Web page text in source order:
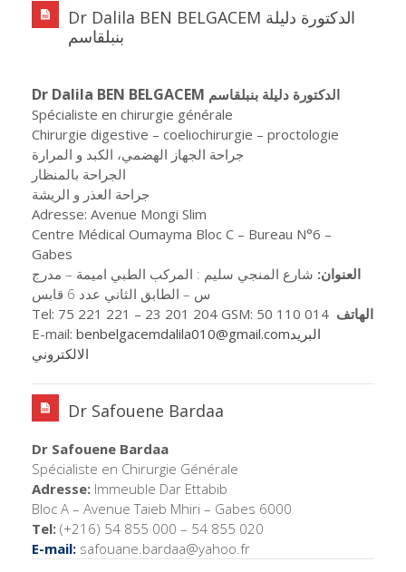
Dr Dalila BEN BELGACEM الدكتورة دليلة
بنبلقاسم
Dr Dalila BEN BELGACEM الدكتورة دليلة بنبلقاسم
Spécialiste en chirurgie générale
Chirurgie digestive – coeliochirurgie – proctologie
جراحة الجهاز الهضمي، الكبد و المرارة
الجراحة بالمنظار
جراحة العذر و الريشة
Adresse: Avenue Mongi Slim
Centre Médical Oumayma Bloc C – Bureau N°6 –
Gabes
العنوان: شارع المنجي سليم : المركب الطبي اميمة – مدرج
س – الطابق الثاني عدد 6 قابس
Tel: 75 221 221 – 23 201 204 GSM: 50 110 014 الهاتف
E-mail: benbelgacemdalila010@gmail.comالبريد
الالكتروني
Dr Safouene Bardaa
Dr Safouene Bardaa
Spécialiste en Chirurgie Générale
Adresse: Immeuble Dar Ettabib
Bloc A – Avenue Taieb Mhiri – Gabes 6000
Tel: (+216) 54 855 000 – 54 855 020
E-mail: safouane.bardaa@yahoo.fr